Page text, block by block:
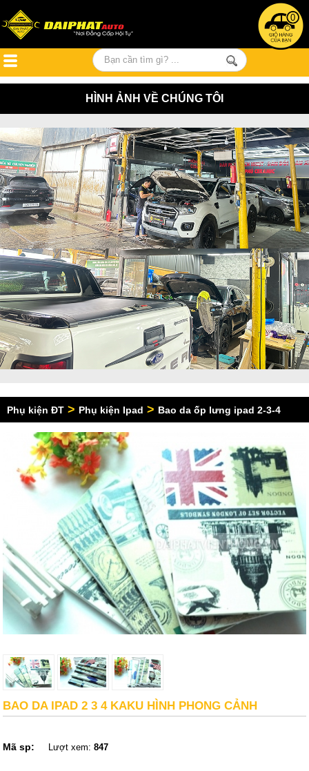
0
HÌNH ẢNH VỀ CHÚNG TÔI
Phụ kiện ĐT > Phụ kiện Ipad > Bao da ốp lưng ipad 2-3-4
BAO DA IPAD 2 3 4 KAKU HÌNH PHONG CẢNH
Mã sp: Lượt xem:847